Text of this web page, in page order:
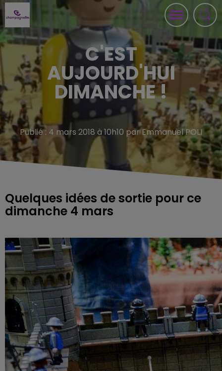
C'EST
AUJOURD'HUI
DIMANCHE !
Publié : 4 mars 2018 à 10h10 par Emmanuel POLI
Quelques idées de sortie pour ce
dimanche 4 mars